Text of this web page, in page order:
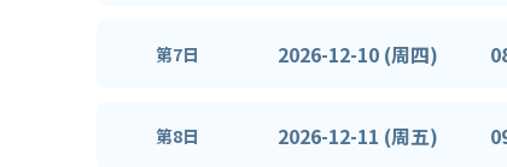
第7日 2026-12-10 (周四)
第8日 2026-12-11 (周五)